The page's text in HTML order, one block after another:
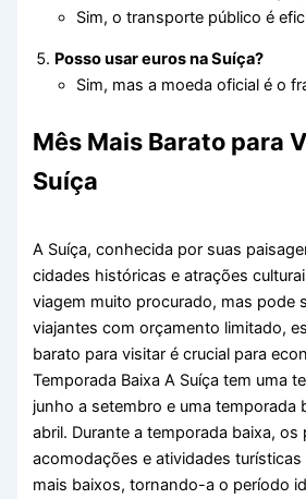
Sim, o transporte público é
Posso usar euros na Suíça?
Sim, mas a moeda oficial é o
Mês Mais Barato para
Suíça
A Suíça, conhecida por suas
cidades históricas e atrações
viagem muito procurado, mas pode
viajantes com orçamento limitado,
barato para visitar é crucial para
Temporada Baixa A Suíça tem uma
junho a setembro e uma temporada
abril. Durante a temporada baixa,
acomodações e atividades
mais baixos, tornando-a o período